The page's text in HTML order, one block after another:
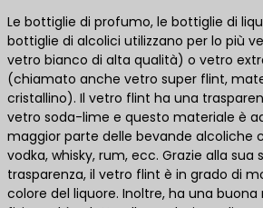
Le bottiglie di profumo, le bottiglie di
bottiglie di alcolici utilizzano per lo più
vetro bianco di alta qualità) o vetro
(chiamato anche vetro super flint,
cristallino). Il vetro flint ha una
vetro soda-lime e questo materiale è
maggior parte delle bevande alcoliche
vodka, whisky, rum, ecc. Grazie alla sua
trasparenza, il vetro flint è in grado di
colore del liquore. Inoltre, ha una buona